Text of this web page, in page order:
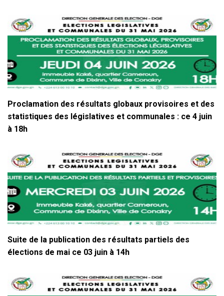
Proclamation des résultats globaux provisoires et des
statistiques des législatives et communales : ce 4 juin
à 18h
Suite de la publication des résultats partiels des
élections de mai ce 03 juin à 14h